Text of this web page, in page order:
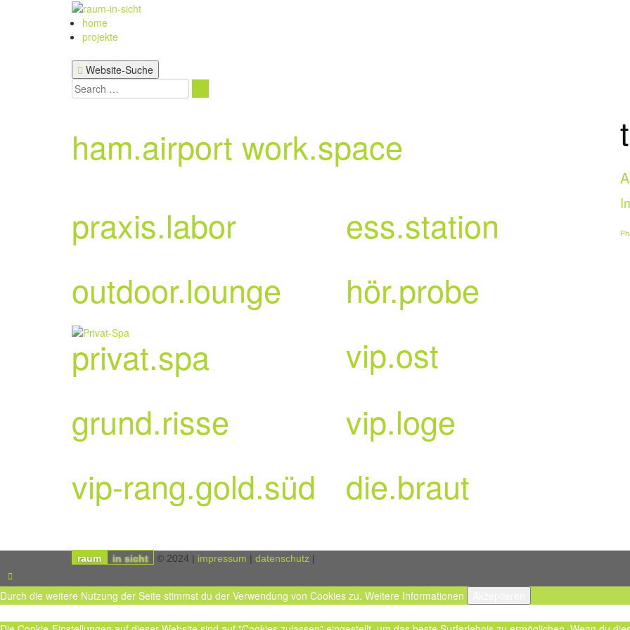
home
projekte
Website-Suche
Search
for:
ham.airport work.space
praxis.labor
ess.station
outdoor.lounge
hör.probe
privat.spa
vip.ost
grund.risse
vip.loge
vip-rang.gold.süd
die.braut
raum in sicht © 2024 | impressum | datenschutz |
Durch die weitere Nutzung der Seite stimmst du der Verwendung von Cookies zu. Weitere Informationen